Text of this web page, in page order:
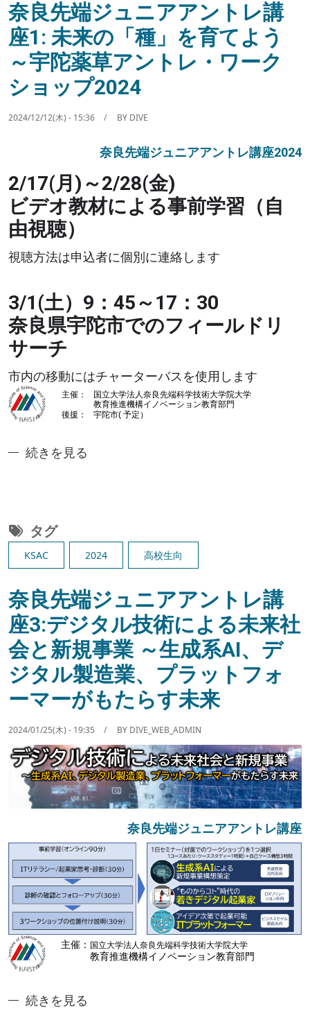
奈良先端ジュニアアントレ講
座1: 未来の「種」を育てよう
～宇陀薬草アントレ・ワーク
ショップ2024
2024/12/12(木) - 15:36 BY DIVE
奈良先端ジュニアアントレ講座2024
2/17(月)～2/28(金)
ビデオ教材による事前学習（自
由視聴）
視聴方法は申込者に個別に連絡します
3/1(土）9：45～17：30
奈良県宇陀市でのフィールドリ
サーチ
市内の移動にはチャーターバスを使用します
Image
奈良先端ジュニアアントレ講座1: 未来の「種」
続きを見る
タグ
KSAC 2024 高校生向
奈良先端ジュニアアントレ講
座3:デジタル技術による未来社
会と新規事業 ～生成系AI、デ
ジタル製造業、プラットフォ
ーマーがもたらす未来
2024/01/25(木) - 19:35 BY DIVE_WEB_ADMIN
奈良先端ジュニアアントレ講座
奈良先端ジュニアアントレ講座3:デジタル技術に
続きを見る